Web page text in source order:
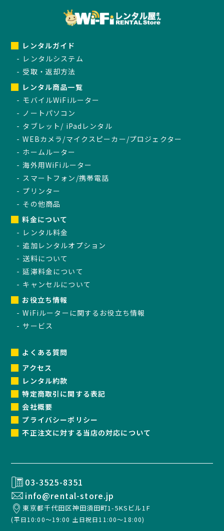
レンタルガイド
レンタルシステム
受取・返却方法
レンタル商品一覧
モバイルWiFiルーター
ノートパソコン
タブレット/ iPadレンタル
WEBカメラ/マイクスピーカー/プロジェクター
ホームルーター
海外用WiFiルーター
スマートフォン/携帯電話
プリンター
その他商品
料金について
レンタル料金
追加レンタルオプション
送料について
延滞料金について
キャンセルについて
お役立ち情報
WiFiルーターに関するお役立ち情報
サービス
よくある質問
アクセス
レンタル約款
特定商取引に関する表記
会社概要
プライバシーポリシー
不正注文に対する当店の対応について
03-3525-8351
info@rental-store.jp
東京都千代田区神田須田町1-5KSビル1F
(平日10:00～19:00 土日祝日11:00～18:00)